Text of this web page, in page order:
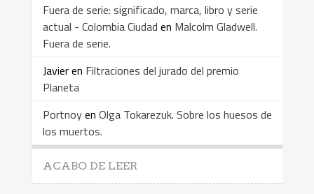
Fuera de serie: significado, marca, libro y serie
actual - Colombia Ciudad en Malcolm Gladwell.
Fuera de serie.
Javieren Filtraciones del jurado del premio
Planeta
Portnoyen Olga Tokarezuk. Sobre los huesos de
los muertos.
ACABO DE LEER